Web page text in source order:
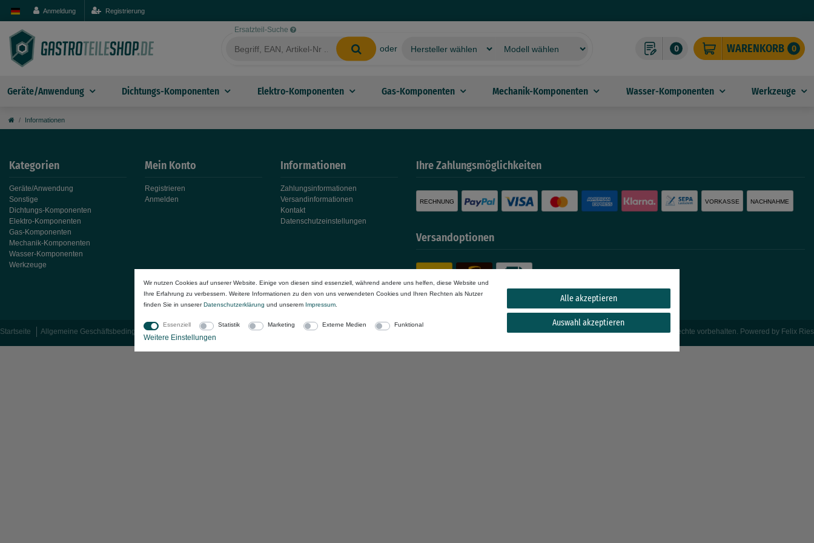
Anmeldung Registrierung
Ersatzteil-Suche
oder 0 WARENKORB 0
Geräte/Anwendung Dichtungs-Komponenten Elektro-Komponenten Gas-Komponenten Mechanik-Komponenten Wasser-Komponenten Werkzeuge
Informationen
Kategorien
Geräte/Anwendung
Sonstige
Dichtungs-Komponenten
Elektro-Komponenten
Gas-Komponenten
Mechanik-Komponenten
Wasser-Komponenten
Werkzeuge
Mein Konto
Registrieren
Anmelden
Informationen
Zahlungsinformationen
Versandinformationen
Kontakt
Wir nutzen Cookies auf unserer Website. Einige von diesen sind essenziell, während andere uns helfen, diese Website und
Ihre Erfahrung zu verbessern. Weitere Informationen zu den von uns verwendeten Cookies und Ihren Rechten als Nutzer
finden Sie in unsererDaten­schutz­erklärung und unserem Impressum
Essenziell Statistik Marketing Externe Medien Funktional
Weitere Einstellungen
Alle akzeptieren
Auswahl akzeptieren
Datenschutzeinstellungen
Ihre Zahlungsmöglichkeiten
RECHNUNG VORKASSE NACHNAHME
Versandoptionen
Startseite Allgemeine Geschäftsbedingungen Widerrufsrecht Datenschutzerklärung Impressum Copyright © 2021 Gastroteileshop. Alle Rechte vorbehalten. Powered by Felix Ries